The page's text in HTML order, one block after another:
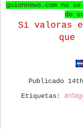
guionnews.com no
de
Si valoras
que
Publicado
Etiquetas: